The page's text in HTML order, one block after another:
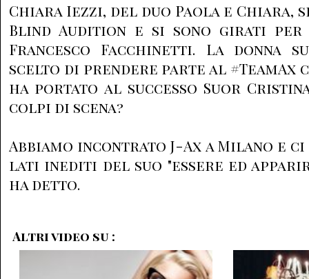
Chiara Iezzi, del duo Paola e Chiara,
Blind Audition e si sono girati per
Francesco Facchinetti. La donna
scelto di prendere parte al #TeamAx
ha portato al successo Suor
colpi di scena
Abbiamo incontrato J-Ax a Milano e
lati inediti del suo "essere ed
ha detto.
Altri video su :